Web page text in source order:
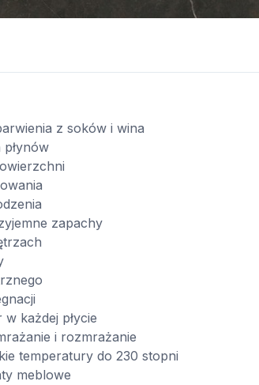
z soków i wina
zapachy
każdej płycie
i rozmrażanie
temperatury do 230 stopni
meblowe